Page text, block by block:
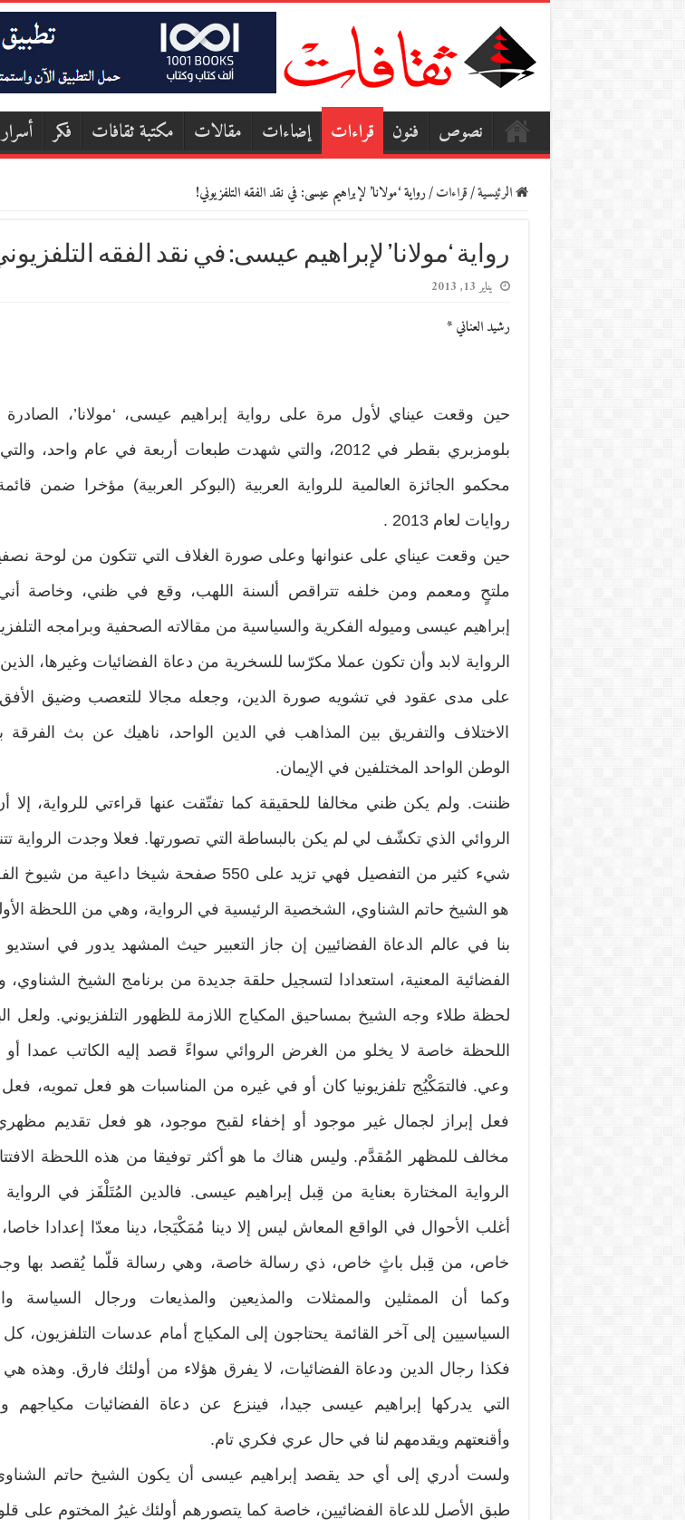
نصوص فنون قراءات إضاءات مقالات مكتبة ثقافات فكر أسرار
الرئيسية/قراءات/رواية ‘مولانا’ لإبراهيم عيسى: في نقد الفقه التلفزيوني!
رواية ‘مولانا’ لإبراهيم عيسى: في نقد الفقه
يناير 13, 2013
رشيد العناني *
حين وقعت عيناي لأول مرة على رواية إبراهيم عيسى، ‘مولانا’،
بلومزبري بقطر في 2012، والتي شهدت طبعات أربعة في عام واحد،
محكمو الجائزة العالمية للرواية العربية (البوكر العربية) مؤخرا ضمن
روايات لعام 2013 .
حين وقعت عيناي على عنوانها وعلى صورة الغلاف التي تتكون من لوحة
ملتحٍ ومعمم ومن خلفه تتراقص ألسنة اللهب، وقع في ظني، وخاصة
إبراهيم عيسى وميوله الفكرية والسياسية من مقالاته الصحفية وبرامجه
الرواية لابد وأن تكون عملا مكرّسا للسخرية من دعاة الفضائيات وغيرها،
على مدى عقود في تشويه صورة الدين، وجعله مجالا للتعصب وضيق
الاختلاف والتفريق بين المذاهب في الدين الواحد، ناهيك عن بث الفرقة
الوطن الواحد المختلفين في الإيمان.
ظننت. ولم يكن ظني مخالفا للحقيقة كما تفتّقت عنها قراءتي للرواية، إلا
الروائي الذي تكشّف لي لم يكن بالبساطة التي تصورتها. فعلا وجدت الرواية
شيء كثير من التفصيل فهي تزيد على 550 صفحة شيخا داعية من
هو الشيخ حاتم الشناوي، الشخصية الرئيسية في الرواية، وهي من اللحظة
بنا في عالم الدعاة الفضائيين إن جاز التعبير حيث المشهد يدور في
الفضائية المعنية، استعدادا لتسجيل حلقة جديدة من برنامج الشيخ الشناوي،
لحظة طلاء وجه الشيخ بمساحيق المكياج اللازمة للظهور التلفزيوني. ولعل
اللحظة خاصة لا يخلو من الغرض الروائي سواءً قصد إليه الكاتب عمدا
وعي. فالتمَكْيُج تلفزيونيا كان أو في غيره من المناسبات هو فعل تمويه،
فعل إبراز لجمال غير موجود أو إخفاء لقبح موجود، هو فعل تقديم
مخالف للمظهر المُقدَّم. وليس هناك ما هو أكثر توفيقا من هذه اللحظة
الرواية المختارة بعناية من قِبل إبراهيم عيسى. فالدين المُتَلْفَز في
أغلب الأحوال في الواقع المعاش ليس إلا دينا مُمَكْيَجا، دينا معدّا إعدادا
خاص، من قِبل باثٍ خاص، ذي رسالة خاصة، وهي رسالة قلّما يُقصد بها
وكما أن الممثلين والممثلات والمذيعين والمذيعات ورجال السياسة
السياسيين إلى آخر القائمة يحتاجون إلى المكياج أمام عدسات التلفزيون،
فكذا رجال الدين ودعاة الفضائيات، لا يفرق هؤلاء من أولئك فارق. وهذه هي
التي يدركها إبراهيم عيسى جيدا، فينزع عن دعاة الفضائيات مكياجهم
وأقنعتهم ويقدمهم لنا في حال عري فكري تام.
ولست أدري إلى أي حد يقصد إبراهيم عيسى أن يكون الشيخ حاتم
طبق الأصل للدعاة الفضائيين، خاصة كما يتصورهم أولئك غيرُ المختوم على